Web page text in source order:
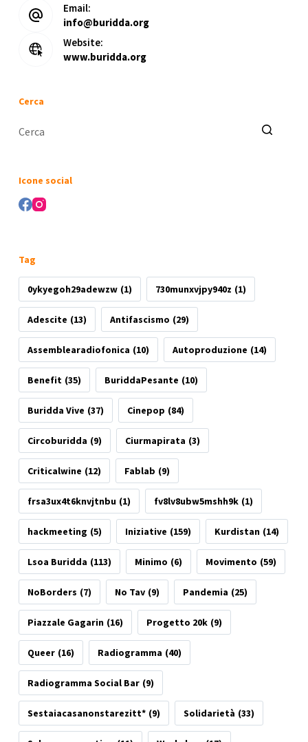
Email:
info@buridda.org
Website:
www.buridda.org
Cerca
Icone social
Tag
0ykyegoh29adewzw (1) 730munxvjpy940z (1)
Adescite (13) Antifascismo (29)
Assemblearadiofonica (10) Autoproduzione (14)
Benefit (35) BuriddaPesante (10)
Buridda Vive (37) Cinepop (84)
Circoburidda (9) Ciurmapirata (3)
Criticalwine (12) Fablab (9)
frsa3ux4t6knvjtnbu (1) fv8lv8ubw5mshh9k (1)
hackmeeting (5) Iniziative (159) Kurdistan (14)
Lsoa Buridda (113) Minimo (6) Movimento (59)
NoBorders (7) No Tav (9) Pandemia (25)
Piazzale Gagarin (16) Progetto 20k (9)
Queer (16) Radiogramma (40)
Radiogramma Social Bar (9)
Sestaiacasanonstarezitt* (9) Solidarietà (33)